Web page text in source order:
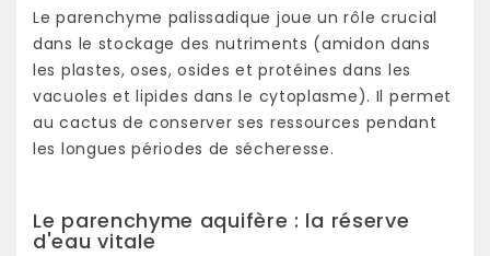
Le parenchyme palissadique joue un rôle crucial
dans le stockage des nutriments (amidon dans
les plastes, oses, osides et protéines dans les
vacuoles et lipides dans le cytoplasme). Il permet
au cactus de conserver ses ressources pendant
les longues périodes de sécheresse.
Le parenchyme aquifère : la réserve
d'eau vitale